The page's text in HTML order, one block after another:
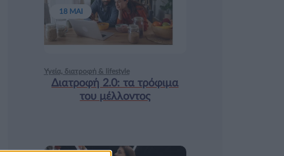
Υγεία, διατροφή & lifestyle
Διατροφή 2.0: τα τρόφιμα
του μέλλοντος
18 ΜΑΙ